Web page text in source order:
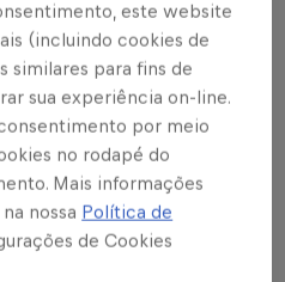
e
segunda
no
este website
(incluindo cookies de
similares para fins de
sua experiência on-line.
por meio
no rodapé do
Mais informações
nossa Política de
de Cookies